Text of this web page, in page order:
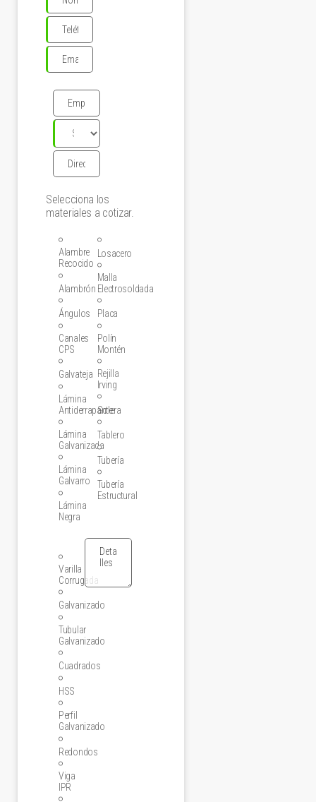
Selecciona los
materiales a cotizar.
Alambre
Recocido
Alambrón
Ángulos
Canales
CPS
Galvateja
Lámina
Antiderrapante
Lámina
Galvanizada
Lámina
Galvarro
Lámina
Negra
Losacero
Malla
Electrosoldada
Placa
Polín
Montén
Rejilla
Irving
Solera
Tablero
Tubería
Tubería
Estructural
Varilla
Corrugada
Galvanizado
Tubular
Galvanizado
Cuadrados
HSS
Perfil
Galvanizado
Redondos
Viga
IPR